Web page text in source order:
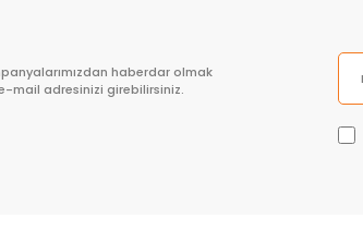
haberdar olmak
mail adresinizi girebilirsiniz.